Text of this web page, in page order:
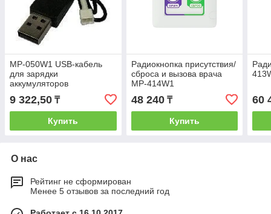
MP-050W1 USB-кабель
для зарядки
аккумуляторов
9 322,50 ₸
Купить
Радиокнопка присутствия/
сброса и вызова врача
MP-414W1
48 240₸
Купить
60
О нас
Рейтинг не сформирован
Менее 5 отзывов за последний год